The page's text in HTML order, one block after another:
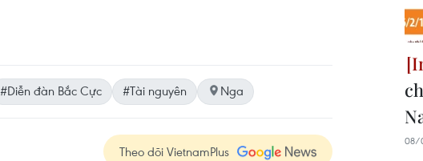
#Diễn đàn Bắc Cực #Tài nguyên Nga
Theo dõi VietnamPlus
08/